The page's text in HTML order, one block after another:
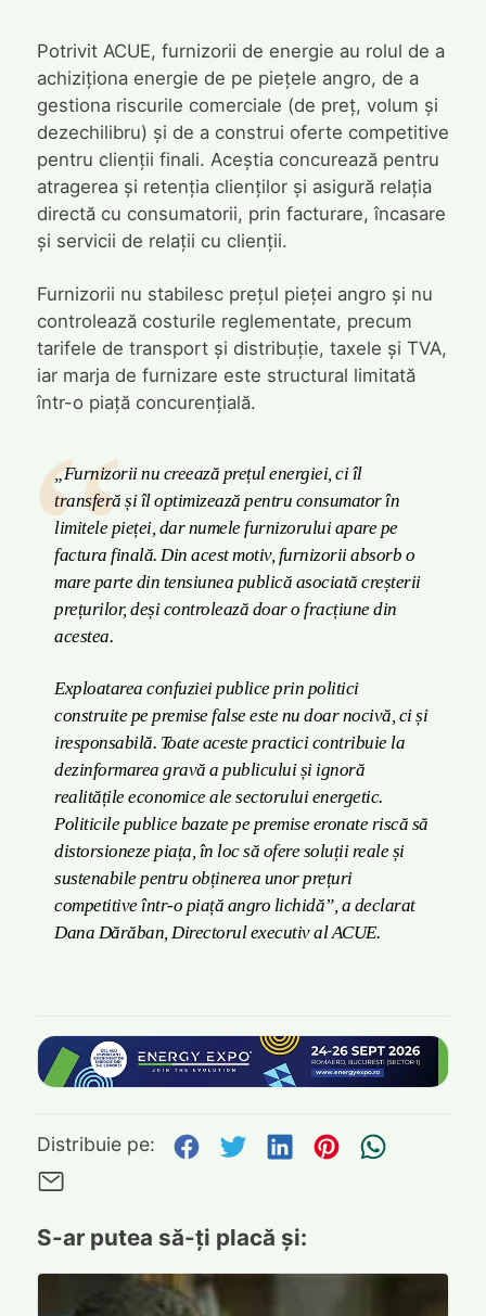
Potrivit ACUE, furnizorii de energie au rolul de a
achiziționa energie de pe piețele angro, de a
gestiona riscurile comerciale (de preț, volum și
dezechilibru) și de a construi oferte competitive
pentru clienții finali. Aceștia concurează pentru
atragerea și retenția clienților și asigură relația
directă cu consumatorii, prin facturare, încasare
și servicii de relații cu clienții.
Furnizorii nu stabilesc prețul pieței angro și nu
controlează costurile reglementate, precum
tarifele de transport și distribuție, taxele și TVA,
iar marja de furnizare este structural limitată
într-o piață concurențială.
„Furnizorii nu creează prețul energiei, ci îl
transferă și îl optimizează pentru consumator în
limitele pieței, dar numele furnizorului apare pe
factura finală. Din acest motiv, furnizorii absorb o
mare parte din tensiunea publică asociată creșterii
prețurilor, deși controlează doar o fracțiune din
acestea.
Exploatarea confuziei publice prin politici
construite pe premise false este nu doar nocivă, ci și
iresponsabilă. Toate aceste practici contribuie la
dezinformarea gravă a publicului și ignoră
realitățile economice ale sectorului energetic.
Politicile publice bazate pe premise eronate riscă să
distorsioneze piața, în loc să ofere soluții reale și
sustenabile pentru obținerea unor prețuri
competitive într-o piață angro lichidă”, a declarat
Dana Dărăban, Directorul executiv al ACUE.
Distribuie pe: Distribuie pe Facebook
Distribuie pe
Distribuie pe
Distribuie
S-ar putea să-ți placă și: